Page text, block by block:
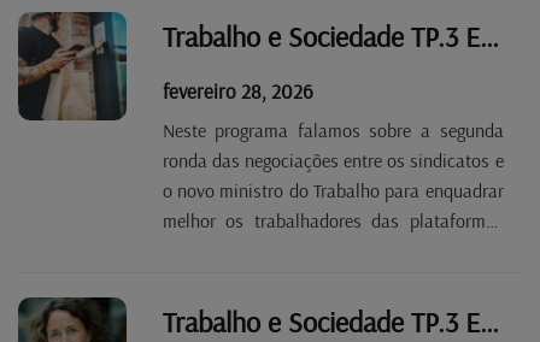
pedem casas de banho em cada terminal,
Trabalho e Sociedade TP.3 EP 21
fevereiro 28, 2026
Neste programa falamos sobre a segunda
ronda das negociações entre os sindicatos e
o novo ministro do Trabalho para enquadrar
melhor os trabalhadores das plataformas
nossa atenção.
Trabalho e Sociedade TP.3 EP 20